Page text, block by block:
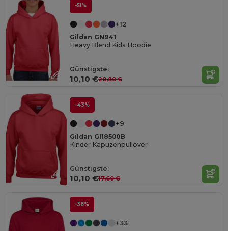
-51%
+12
Gildan GN941
Heavy Blend Kids Hoodie
Günstigste:
10,10 €20,80 €
-43%
+9
Gildan GI18500B
Kinder Kapuzenpullover
Günstigste:
10,10 €17,60 €
-38%
+33